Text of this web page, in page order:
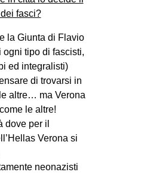
la Giunta di Flavio
ogni tipo di fascisti,
ed integralisti)
di trovarsi in
altre… ma Verona
le altre!
dove per il
Verona si
neonazisti